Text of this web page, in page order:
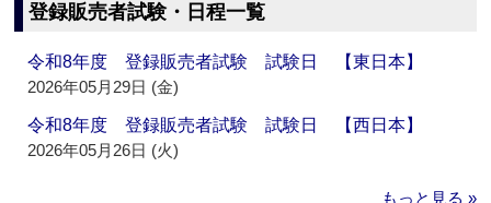
登録販売者試験・日程一覧
令和8年度 登録販売者試験 試験日 【東日本】
2026年05月29日 (金)
令和8年度 登録販売者試験 試験日 【西日本】
2026年05月26日 (火)
もっと見る »